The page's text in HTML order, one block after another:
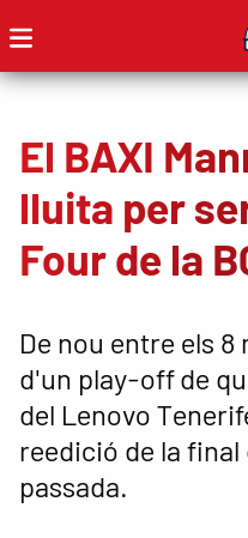
El BAXI
lluita per
Four de la
De nou entre els
d'un play-off de
del Lenovo
reedició de la
passada.